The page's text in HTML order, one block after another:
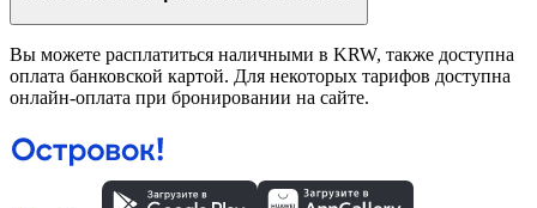
Вы можете расплатиться наличными в KRW, также доступна
оплата банковской картой. Для некоторых тарифов доступна
онлайн-оплата при бронировании на сайте.